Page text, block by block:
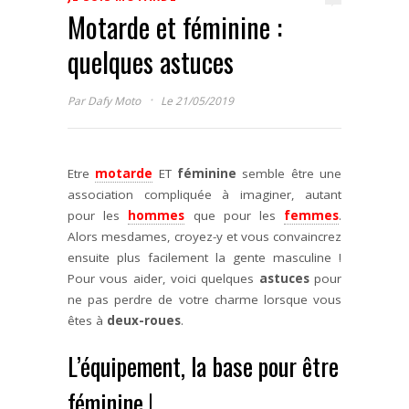
Motarde et féminine :
quelques astuces
ParDafy Moto · Le 21/05/2019
Etre motarde ET féminine semble être une
association compliquée à imaginer, autant
pour les
hommes que pour les femmes.
Alors mesdames, croyez-y et vous convaincrez
ensuite plus facilement la gente masculine !
Pour vous aider, voici quelques astucespour
ne pas perdre de votre charme lorsque vous
êtes à deux-roues.
L’équipement, la base pour être